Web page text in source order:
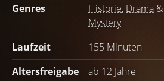
Genres Historie, Drama &
Mystery
Laufzeit
155 Minuten
Altersfreigabe
ab 12 Jahre